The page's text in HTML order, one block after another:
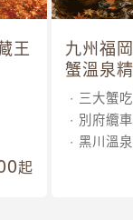
王
起
九州福
蟹溫泉
三大蟹
別府纜車
黑川溫泉